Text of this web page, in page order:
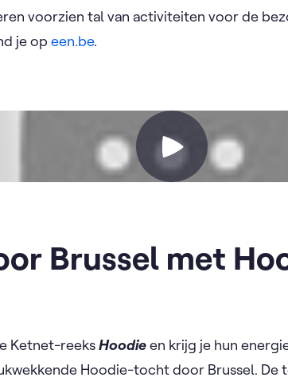
voorzien tal van activiteiten voor de
je opeen.be.
Brussel met
Ketnet-reeksHoodieen krijg je hun
Hoodie-tocht door Brussel.